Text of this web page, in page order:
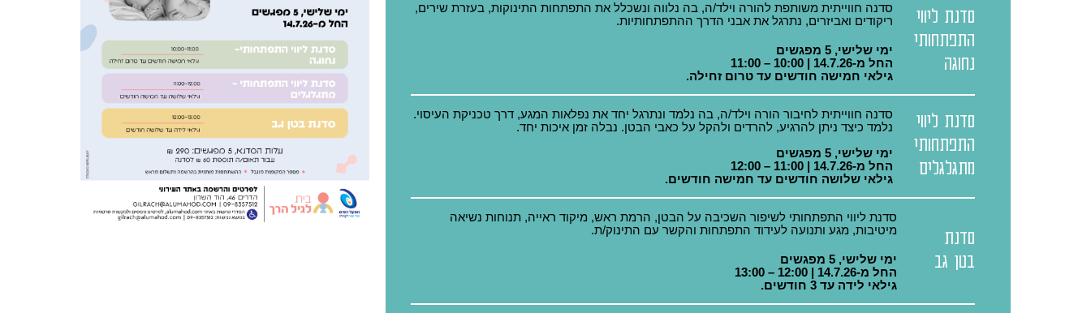
סדנת ליווי
התפתחותי
נחוגה
סדנה חווייתית משותפת להורה וילד/ה, בה נלווה ונשכלל את התפתחות התינוקות, בעזרת שירים,
ריקודים ואביזרים, נתרגל את אבני הדרך ההתפתחותיות.
ימי שלישי, 5 מפגשים
החל מ-14.7.26 | 10:00 – 11:00
גילאי חמישה חודשים עד טרום זחילה.
סדנת ליווי
התפתחותי
מתגלגלים
סדנה חווייתית לחיבור הורה וילד/ה, בה נלמד ונתרגל יחד את נפלאות המגע, דרך טכניקת העיסוי.
נלמד כיצד ניתן להרגיע, להרדים ולהקל על כאבי הבטן. נבלה זמן איכות יחד.
ימי שלישי, 5 מפגשים
החל מ-14.7.26 | 11:00 – 12:00
גילאי שלושה חודשים עד חמישה חודשים.
סדנת
בטן גב
סדנת ליווי התפתחותי לשיפור השכיבה על הבטן, הרמת ראש, מיקוד ראייה, תנוחות נשיאה
מיטיבות, מגע ותנועה לעידוד התפתחות והקשר עם התינוק/ת.
ימי שלישי, 5 מפגשים
החל מ-14.7.26 | 12:00 – 13:00
גילאי לידה עד 3 חודשים.